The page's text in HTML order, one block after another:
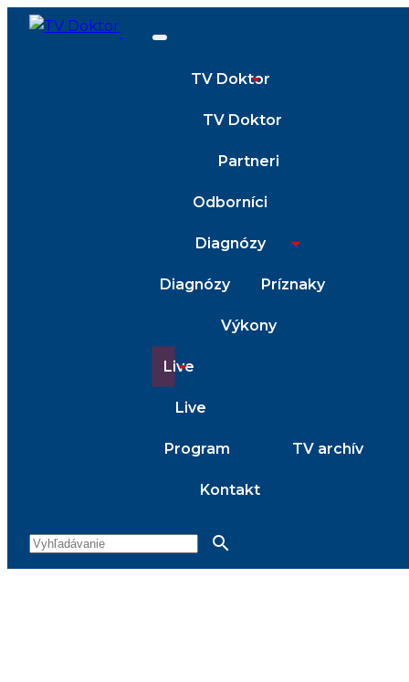
TV Doktor
TV Doktor
Partneri
Odborníci
Diagnózy
Diagnózy Príznaky
Výkony
Live
Live
Program TV archív
Kontakt
search